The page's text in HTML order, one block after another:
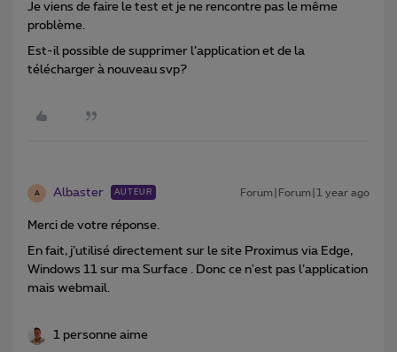
Je viens de faire le test et je ne rencontre pas le même
problème.
Est-il possible de supprimer l’application et de la
télécharger à nouveau svp?
A Albaster AUTEUR Forum|Forum|1 year ago
Merci de votre réponse.
En fait, j’utilisé directement sur le site Proximus via Edge,
Windows 11 sur ma Surface . Donc ce n'est pas l’application
mais webmail.
1 personne aime